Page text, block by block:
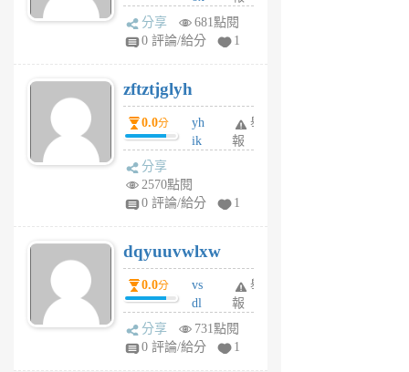
rh
pe
月
前
分享
681點閱
0 評論/給分
1
zftztjglyh
0.0分
yh
ik
tu
6
個
月
前
舉
報
分享
2570點閱
0 評論/給分
1
dqyuuvwlxw
0.0分
vs
dl
sq
fy
舉
報
分享
731點閱
0 評論/給分
1